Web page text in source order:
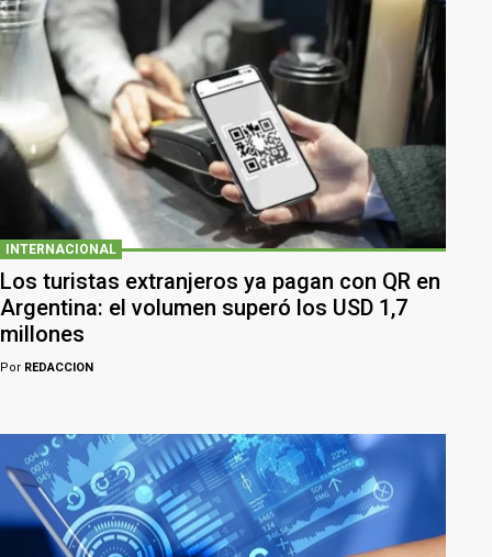
INTERNACIONAL
Los turistas extranjeros ya pagan con QR en
Argentina: el volumen superó los USD 1,7
millones
Por REDACCION